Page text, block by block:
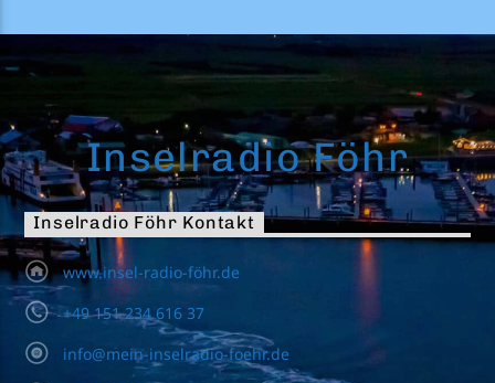
Inselradio Föhr
Inselradio Föhr Kontakt
www.insel-radio-föhr.de
+49 151 234 616 37
info@mein-inselradio-foehr.de